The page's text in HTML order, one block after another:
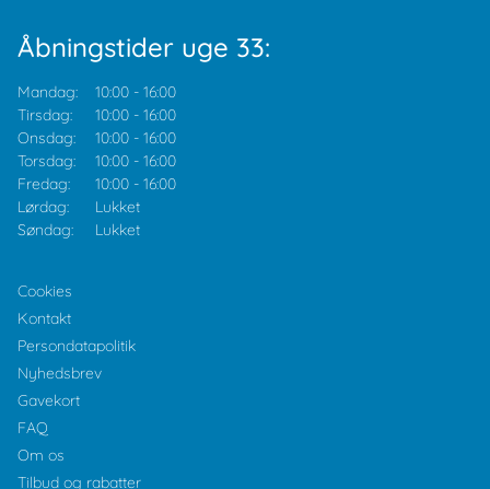
Åbningstider uge 33:
Mandag: 10:00 - 16:00
Tirsdag:
10:00 - 16:00
Onsdag:
10:00 - 16:00
Torsdag:
10:00 - 16:00
Fredag:
10:00 - 16:00
Lørdag:
Lukket
Søndag:
Lukket
Cookies
Kontakt
Persondatapolitik
Nyhedsbrev
Gavekort
FAQ
Om os
Tilbud og rabatter